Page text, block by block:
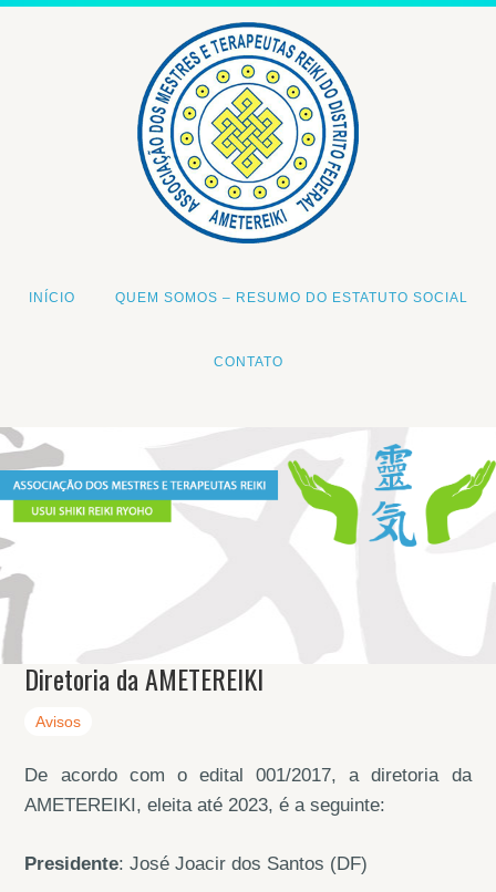
INÍCIO QUEM SOMOS – RESUMO DO ESTATUTO SOCIAL
CONTATO
Diretoria da AMETEREIKI
Avisos
De acordo com o edital 001/2017, a diretoria da
AMETEREIKI, eleita até 2023, é a seguinte:
Presidente: José Joacir dos Santos (DF)